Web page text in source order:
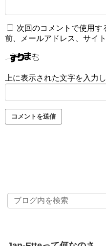
次回のコメントで使用す
前、メールアドレス、サイト
上に表示された文字を入力